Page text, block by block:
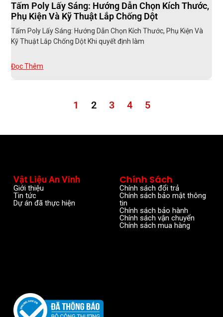
Tấm Poly Lấy Sáng: Hướng Dẫn Chọn Kích Thước,
Phụ Kiện Và Kỹ Thuật Lắp Chống Dột
Tấm Poly Lấy Sáng: Hướng Dẫn Chọn Kích Thước, Phụ Kiện Và
Kỹ Thuật Lắp Chống Dột Khi quyết định làm
Đọc Thêm
1 2 3 4 5
Vật Liệu An Vinh
Giới thiệu
Tin tức
Dự án đã thực hiện
Chính Sách
Chính sách đổi trả
Chính sách bảo mật thông
tin
Chính sách bảo hành
Chính sách vận chuyển
Chính sách mua hàng